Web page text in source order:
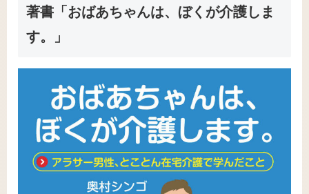
著書「おばあちゃんは、ぼくが介護しま
す。」